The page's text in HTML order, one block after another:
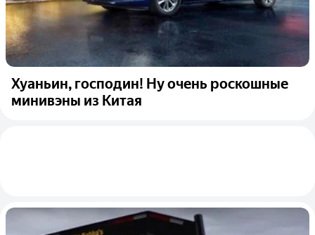
Хуаньин, господин! Ну очень роскошные
минивэны из Китая